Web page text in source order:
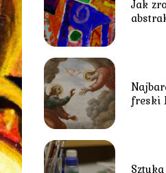
Jak
freski